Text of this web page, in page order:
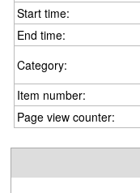
Start time:
End time:
Category:
Item number:
Page view counter: